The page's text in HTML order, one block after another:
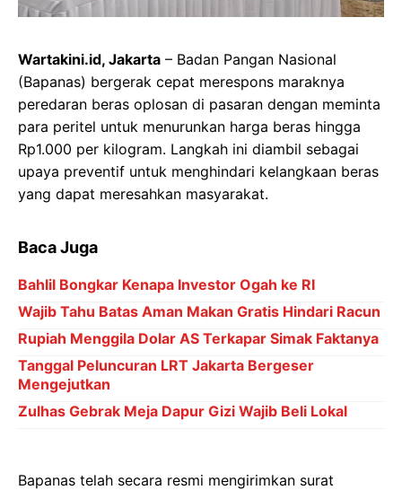
Wartakini.id, Jakarta – Badan Pangan Nasional
(Bapanas) bergerak cepat merespons maraknya
peredaran beras oplosan di pasaran dengan meminta
para peritel untuk menurunkan harga beras hingga
Rp1.000 per kilogram. Langkah ini diambil sebagai
upaya preventif untuk menghindari kelangkaan beras
yang dapat meresahkan masyarakat.
Baca Juga
Bahlil Bongkar Kenapa Investor Ogah ke RI
Wajib Tahu Batas Aman Makan Gratis Hindari Racun
Rupiah Menggila Dolar AS Terkapar Simak Faktanya
Tanggal Peluncuran LRT Jakarta Bergeser
Mengejutkan
Zulhas Gebrak Meja Dapur Gizi Wajib Beli Lokal
Bapanas telah secara resmi mengirimkan surat